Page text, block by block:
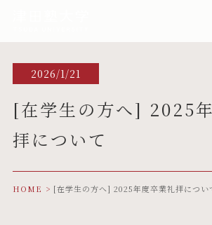
2026/1/21
[在学生の方へ] 2025
拝について
HOME [在学生の方へ] 2025年度卒業礼拝につい